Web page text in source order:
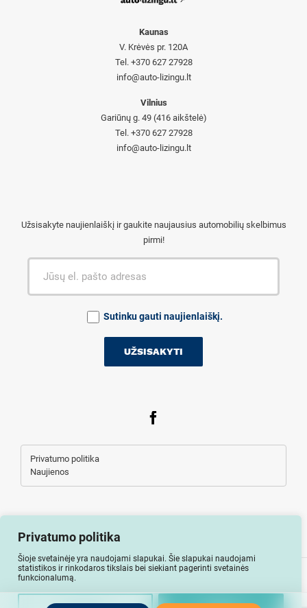
Privatumo politika
Šioje svetainėje yra naudojami slapukai. Šie slapukai naudojami
statistikos ir rinkodaros tikslais bei siekiant pagerinti svetainės
funkcionalumą.
Kaunas
V. Krėvės pr. 120A
Tel. +370 627 27928
info@auto-lizingu.lt
Vilnius
Gariūnų g. 49 (416 aikštelė)
Tel. +370 627 27928
info@auto-lizingu.lt
Užsisakyte naujienlaiškį ir gaukite naujausius automobilių skelbimus
pirmi!
Sutinku gauti naujienlaiškį.
Privatumo politika
Naujienos
Visos teisės saugomos © Auto-lizingu.lt 2026